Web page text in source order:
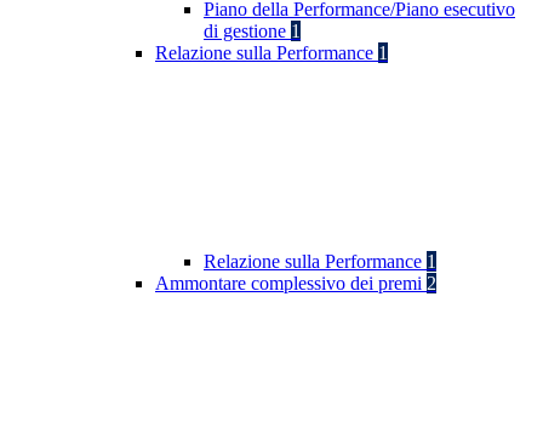
Piano della Performance/Piano esecutivo
di gestione 1
Relazione sulla Performance 1
Relazione sulla Performance 1
Ammontare complessivo dei premi 2